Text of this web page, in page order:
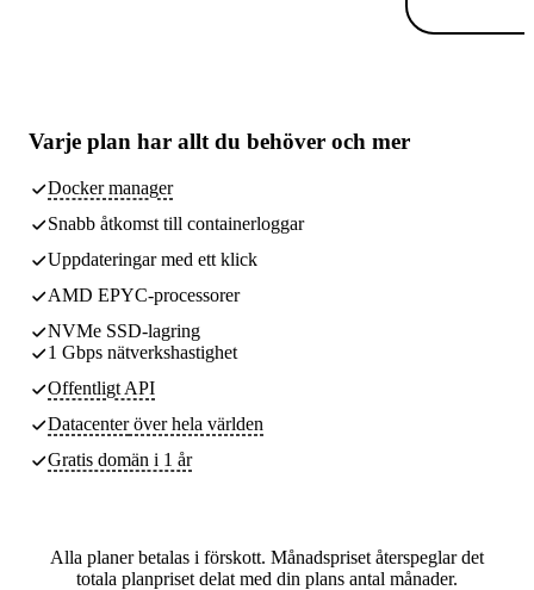
Varje plan har allt du behöver och mer
Docker manager
Snabb åtkomst till containerloggar
Uppdateringar med ett klick
AMD EPYC-processorer
NVMe SSD-lagring
1 Gbps nätverkshastighet
Offentligt API
Datacenteröver hela världen
Gratis domän i 1 år
Alla planer betalas i förskott. Månadspriset återspeglar det
totala planpriset delat med din plans antal månader.